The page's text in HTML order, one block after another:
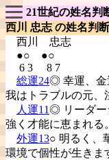
21世紀の姓名判
西川 忠志 の姓名判断
西川 忠志
●○ ●○
6 3 8 7
総運24◎ 幸運、金
我はトラブルの元、
人運11◎ リーダー
強く才能に恵まれる。
外運13○ 明るく、
環境で個性が生きま